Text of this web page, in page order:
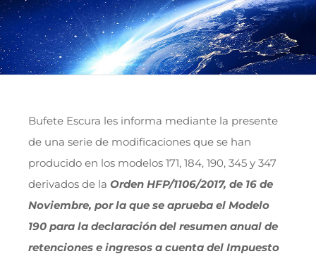
Bufete Escura les informa mediante la presente
de una serie de modificaciones que se han
producido en los modelos 171, 184, 190, 345 y 347
derivados de la Orden HFP/1106/2017, de 16 de
Noviembre, por la que se aprueba el Modelo
190 para la declaración del resumen anual de
retenciones e ingresos a cuenta del Impuesto